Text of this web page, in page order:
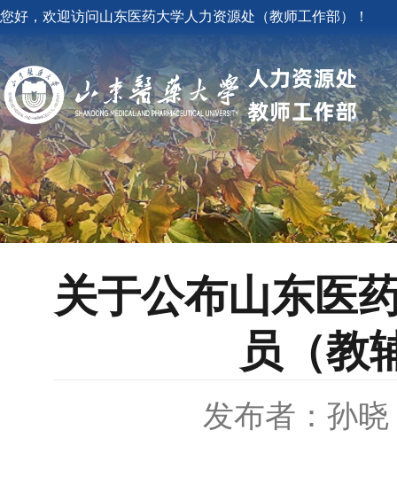
您好，欢迎访问山东医药大学人力资源处（教师工作部）！
关于公布山东医
员（教
发布者：孙晓